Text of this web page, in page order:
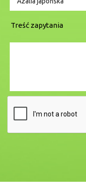
Treść zapytania